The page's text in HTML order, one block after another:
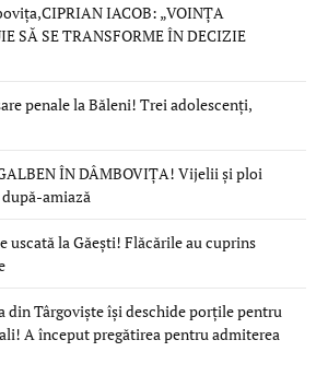
IACOB: „VOINȚA
SĂ SE TRANSFORME ÎN DECIZIE
penale la Băleni! Trei adolescenți,
ÎN DÂMBOVIȚA! Vijelii și ploi
amiază
uscată la Găești! Flăcările au cuprins
din Târgoviște își deschide porțile pentru
A început pregătirea pentru admiterea